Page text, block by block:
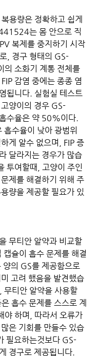
용량은 정확하고 쉽게
는 몸 안으로 직
복제를 중지하기 시작
, 경구 형태의 GS-
소화기 계통 전체를
감염 중에는 종종 염
됩니다. 실험실 테스트
양이의 경우 GS-
수율은 약 50%이다.
흡수율이 낮아 광범위
게 알수 없으며, FIP 증
달라지는 경우가 많습
투여할때, 고양이 주인
제를 해결하기 위해 주
량을 제공할 필요가 있
무티안 알약과 비교할
캡슐이 흡수 문제를 해결
의 GS를 제공함으로
고려 했음을 발견했습
무티안 알약을 사용할
흡수 문제를 스스로 계
야 하며, 따라서 오류가
은 기회를 만들수 있습
필요하는것보다 GS-
경구로 제공됩니다.